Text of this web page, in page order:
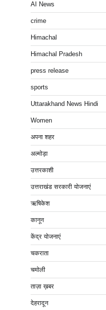
AI News
crime
Himachal
Himachal Pradesh
press release
sports
Uttarakhand News Hindi
Women
अपना शहर
अल्मोड़ा
उत्तरकाशी
उत्तराखंड सरकारी योजनाएं
ऋषिकेश
कानून
केंद्र योजनाएं
चकराता
चमोली
ताज़ा ख़बर
देहरादून